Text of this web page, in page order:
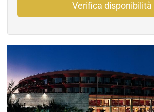
Verifica disponibilità